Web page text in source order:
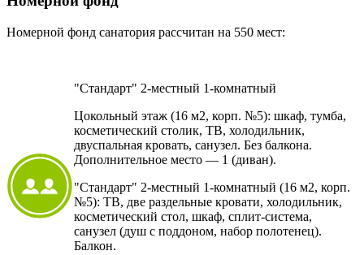
Номерной фонд санатория рассчитан на 550 мест:
"Стандарт" 2-местный 1-комнатный
Цокольный этаж (16 м2, корп. №5): шкаф, тумба,
косметический столик, ТВ, холодильник,
двуспальная кровать, санузел. Без балкона.
Дополнительное место — 1 (диван).
"Стандарт" 2-местный 1-комнатный (16 м2, корп.
№5): ТВ, две раздельные кровати, холодильник,
косметический стол, шкаф, сплит-система,
санузел (душ с поддоном, набор полотенец).
Балкон.